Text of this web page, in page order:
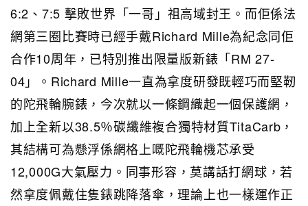
6:2、7:5 擊敗世界「一哥」祖高域封王。而佢係法
網第三圈比賽時已經手戴Richard Mille為紀念同佢
合作10周年，已特別推出限量版新錶「RM 27-
04」。Richard Mille一直為拿度研發既輕巧而堅靭
的陀飛輪腕錶，今次就以一條鋼織起一個保護網，
加上全新以38.5％碳纖維複合獨特材質TitaCarb，
其結構可為懸浮係網格上嘅陀飛輪機芯承受
12,000G大氣壓力。同事形容，莫講話打網球，若
然拿度佩戴住隻錶跳降落傘，理論上也一樣運作正